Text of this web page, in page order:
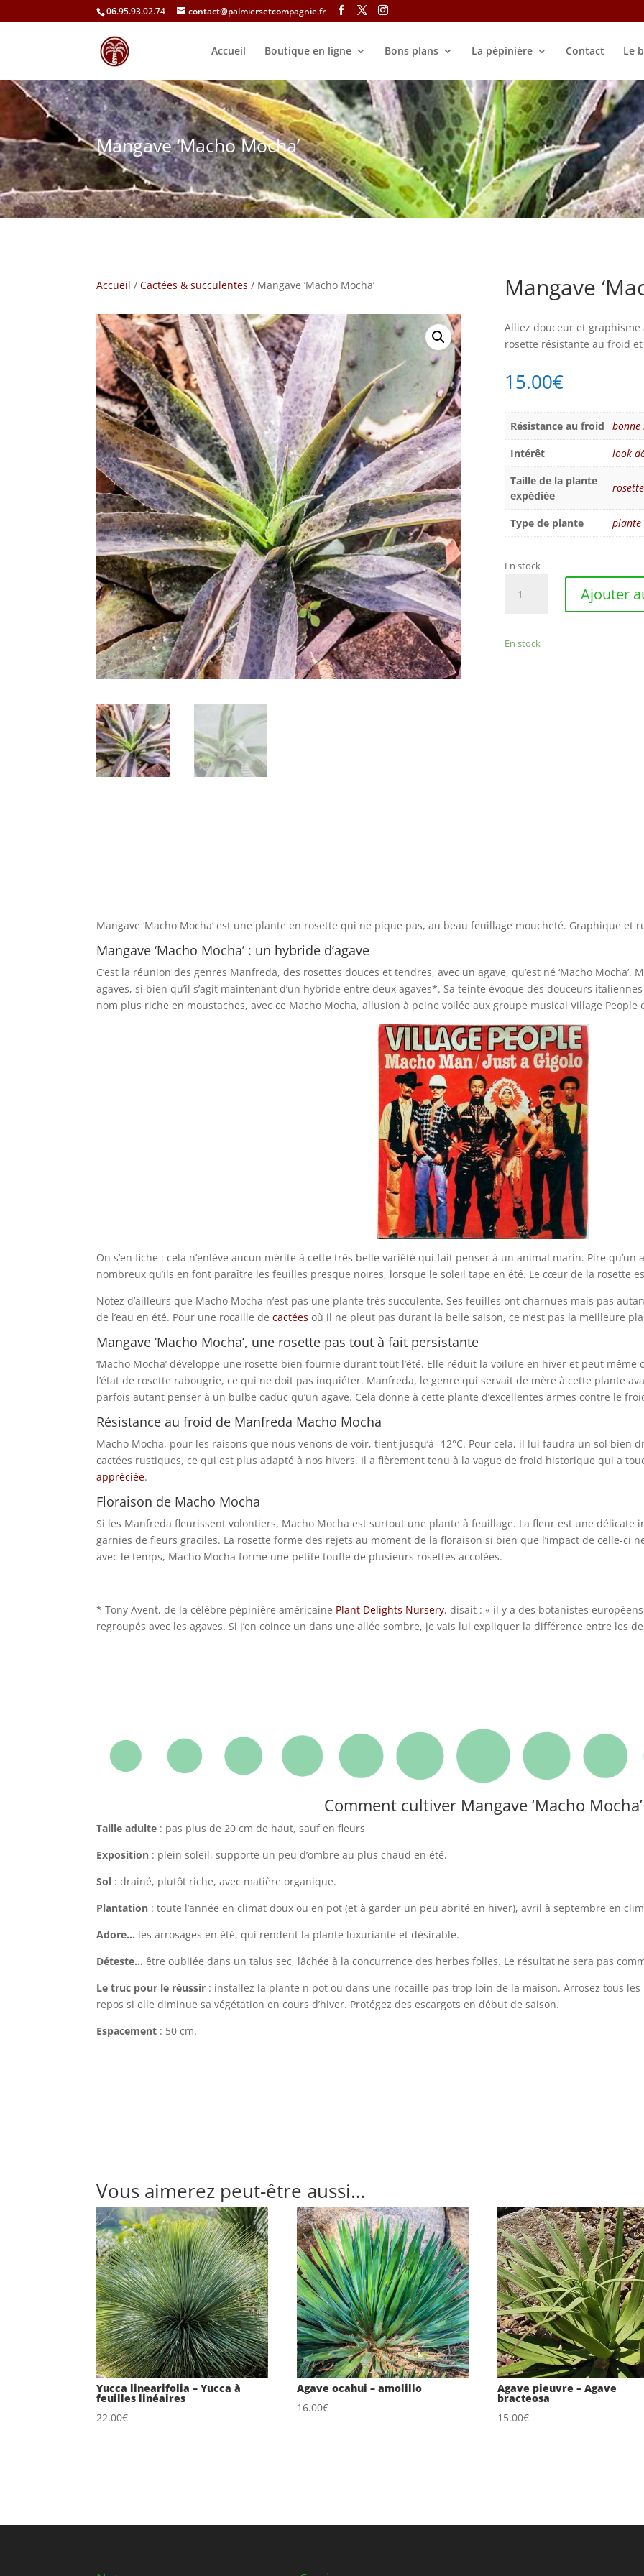
06.95.93.02.74 contact@palmiersetcompagnie.fr
Accueil Boutique en ligne Bons plans La pépinière Contact Le
Mangave ‘Macho Mocha’
Accueil /Cactées & succulentes / Mangave ‘Macho Mocha’ Mangave
Alliez douceur et graphisme
rosette résistante au froid
15.00€
Résistance au froid
bonne
Intérêt
look
Taille de la plante
expédiée
Type de plante plante
En stock
Mocha'
Ajouter
En stock
Mangave ‘Macho Mocha’ est une plante en rosette qui ne pique pas, au beau feuillage moucheté. Graphique et
Mangave ‘Macho Mocha’ : un hybride d’agave
C’est la réunion des genres Manfreda, des rosettes douces et tendres, avec un agave, qu’est né ‘Macho
agaves, si bien qu’il s’agit maintenant d’un hybride entre deux agaves*. Sa teinte évoque des douceurs
nom plus riche en moustaches, avec ce Macho Mocha, allusion à peine voilée aux groupe musical Village People
On s’en fiche : cela n’enlève aucun mérite à cette très belle variété qui fait penser à un animal marin. Pire
nombreux qu’ils en font paraître les feuilles presque noires, lorsque le soleil tape en été. Le cœur de la rosette
Notez d’ailleurs que Macho Mocha n’est pas une plante très succulente. Ses feuilles ont charnues mais pas
de l’eau en été. Pour une rocaille decactées où il ne pleut pas durant la belle saison, ce n’est pas la meilleure
Mangave ‘Macho Mocha’, une rosette pas tout à fait persistante
‘Macho Mocha’ développe une rosette bien fournie durant tout l’été. Elle réduit la voilure en hiver et peut
l’état de rosette rabougrie, ce qui ne doit pas inquiéter. Manfreda, le genre qui servait de mère à cette plante
parfois autant penser à un bulbe caduc qu’un agave. Cela donne à cette plante d’excellentes armes contre le
Résistance au froid de Manfreda Macho Mocha
Macho Mocha, pour les raisons que nous venons de voir, tient jusqu’à -12°C. Pour cela, il lui faudra un sol bien
cactées rustiques, ce qui est plus adapté à nos hivers. Il a fièrement tenu à la vague de froid historique qui a
appréciée.
Floraison de Macho Mocha
Si les Manfreda fleurissent volontiers, Macho Mocha est surtout une plante à feuillage. La fleur est une délicate
garnies de fleurs graciles. La rosette forme des rejets au moment de la floraison si bien que l’impact de celle-ci
avec le temps, Macho Mocha forme une petite touffe de plusieurs rosettes accolées.
* Tony Avent, de la célèbre pépinière américaine Plant Delights Nursery, disait : « il y a des botanistes
regroupés avec les agaves. Si j’en coince un dans une allée sombre, je vais lui expliquer la différence entre les
Comment cultiver Mangave ‘Macho Mocha’
Taille adulte : pas plus de 20 cm de haut, sauf en fleurs
Exposition : plein soleil, supporte un peu d’ombre au plus chaud en été.
Sol : drainé, plutôt riche, avec matière organique.
Plantation : toute l’année en climat doux ou en pot (et à garder un peu abrité en hiver), avril à septembre en
Adore… les arrosages en été, qui rendent la plante luxuriante et désirable.
Déteste… être oubliée dans un talus sec, lâchée à la concurrence des herbes folles. Le résultat ne sera pas
Le truc pour le réussir : installez la plante n pot ou dans une rocaille pas trop loin de la maison. Arrosez tous
repos si elle diminue sa végétation en cours d’hiver. Protégez des escargots en début de saison.
Espacement : 50 cm.
Vous aimerez peut-être aussi…
Yucca linearifolia – Yucca à
feuilles linéaires
22.00€
Agave ocahui – amolillo
16.00€
Agave pieuvre – Agave
bracteosa
15.00€